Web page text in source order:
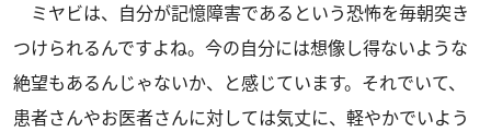
ミヤビは、自分が記憶障害であるという恐怖を毎朝突き
つけられるんですよね。今の自分には想像し得ないような
絶望もあるんじゃないか、と感じています。それでいて、
患者さんやお医者さんに対しては気丈に、軽やかでいよう